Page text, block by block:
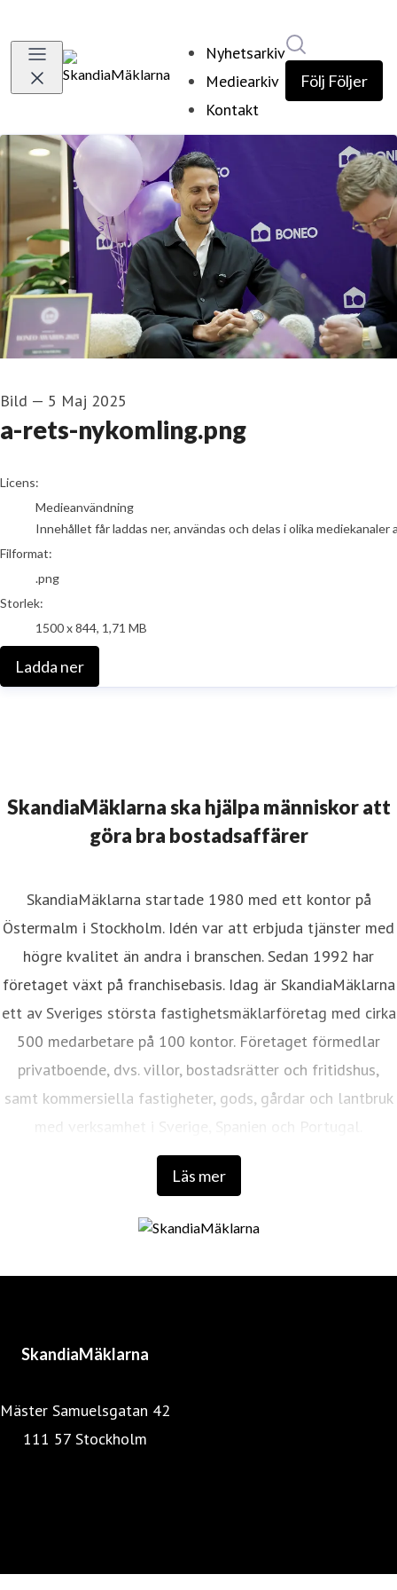
Nyhetsarkiv
Mediearkiv
Kontakt
Följ Följer
Bild — 5 Maj 2025
a-rets-nykomling.png
go to media item
Licens:
Medieanvändning
Innehållet får laddas ner, användas och delas i olika
Filformat:
.png
Storlek:
1500 x 844, 1,71 MB
Ladda ner
SkandiaMäklarna ska hjälpa människor att
göra bra bostadsaffärer
Läs mer
SkandiaMäklarna startade 1980 med ett kontor på
Östermalm i Stockholm. Idén var att erbjuda tjänster med
högre kvalitet än andra i branschen. Sedan 1992 har
företaget växt på franchisebasis. Idag är SkandiaMäklarna
ett av Sveriges största fastighetsmäklarföretag med cirka
500 medarbetare på 100 kontor. Företaget förmedlar
privatboende, dvs. villor, bostadsrätter och fritidshus,
samt kommersiella fastigheter, gods, gårdar och lantbruk
med verksamhet i Sverige, Spanien och Portugal.
SkandiaMäklarna
Mäster Samuelsgatan 42
111 57 Stockholm